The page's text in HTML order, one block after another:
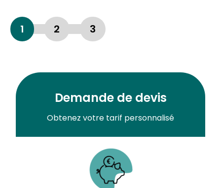
1 2 3
Demande de devis
Obtenez votre tarif personnalisé